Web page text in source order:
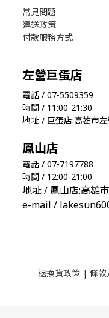
常見問題
運送政策
付款服務方式
左營巨蛋店
電話 / 07-5509359
時間 / 11:00-21:30
地址 / 巨蛋店:高雄市
鳳山店
電話 / 07-7197788
時間 / 12:00-21:00
地址 / 鳳山店:高雄
e-mail /
退換貨政策 | 條款